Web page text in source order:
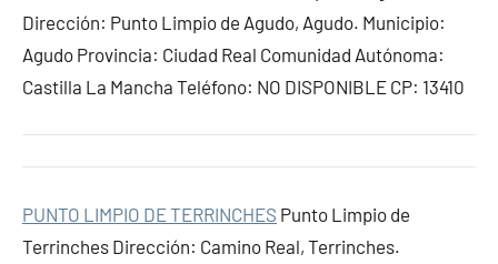
Dirección: Punto Limpio de Agudo, Agudo. Municipio:
Agudo Provincia: Ciudad Real Comunidad Autónoma:
Castilla La Mancha Teléfono: NO DISPONIBLE CP: 13410
PUNTO LIMPIO DE TERRINCHES Punto Limpio de
Terrinches Dirección: Camino Real, Terrinches.